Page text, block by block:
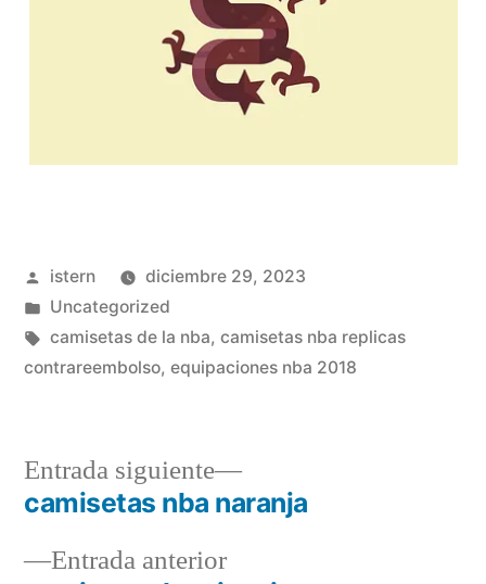
Publicado
por
istern
diciembre 29, 2023
Publicado
en
Uncategorized
Etiquetas:
camisetas de la nba, camisetas nba replicas
contrareembolso, equipaciones nba 2018
Navegación
Entrada anteriorEntrada
Entrada siguiente
Entrada
siguiente:
camisetas nba naranja